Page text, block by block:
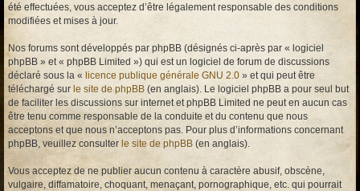
été effectuées, vous acceptez d’être légalement responsable des conditions
modifiées et mises à jour.
Nos forums sont développés par phpBB (désignés ci-après par « logiciel
phpBB » et « phpBB Limited ») qui est un logiciel de forum de discussions
déclaré sous la « licence publique générale GNU 2.0 » et qui peut être
téléchargé sur le site de phpBB (en anglais). Le logiciel phpBB a pour seul but
de faciliter les discussions sur internet et phpBB Limited ne peut en aucun cas
être tenu comme responsable de la conduite et du contenu que nous
acceptons et que nous n’acceptons pas. Pour plus d’informations concernant
phpBB, veuillez consulter le site de phpBB (en anglais).
Vous acceptez de ne publier aucun contenu à caractère abusif, obscène,
vulgaire, diffamatoire, choquant, menaçant, pornographique, etc. qui pourrait